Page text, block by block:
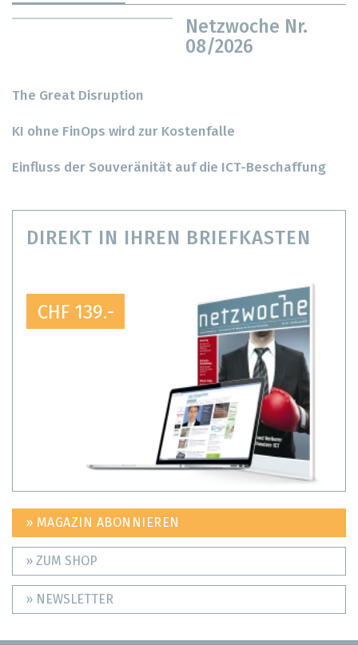
Netzwoche Nr.
08/2026
The Great Disruption
KI ohne FinOps wird zur Kostenfalle
Einfluss der Souveränität auf die ICT-Beschaffung
DIREKT IN IHREN BRIEFKASTEN
CHF 139.-
» MAGAZIN ABONNIEREN
» ZUM SHOP
» NEWSLETTER